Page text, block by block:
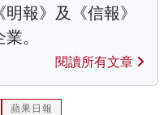
報》及《信報》
。
閱讀所有文章
蘋果日報